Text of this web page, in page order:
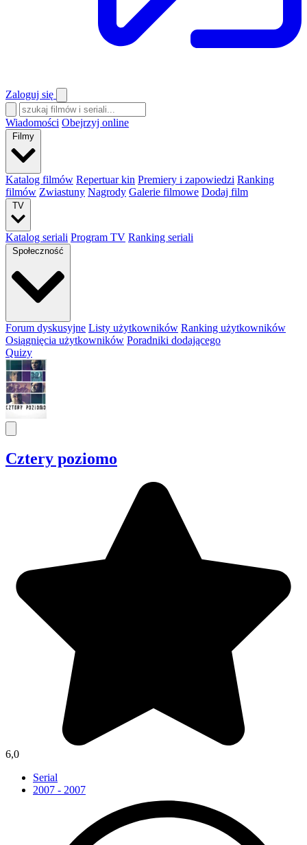
Zaloguj się
Wiadomości Obejrzyj online
Filmy
Katalog filmów Repertuar kin Premiery i zapowiedzi Ranking
filmów Zwiastuny Nagrody Galerie filmowe Dodaj film
TV
Katalog seriali Program TV Ranking seriali
Społeczność
Forum dyskusyjne Listy użytkowników Ranking użytkowników
Osiągnięcia użytkowników Poradniki dodającego
Quizy
Cztery poziomo
6,0
Serial
2007 - 2007